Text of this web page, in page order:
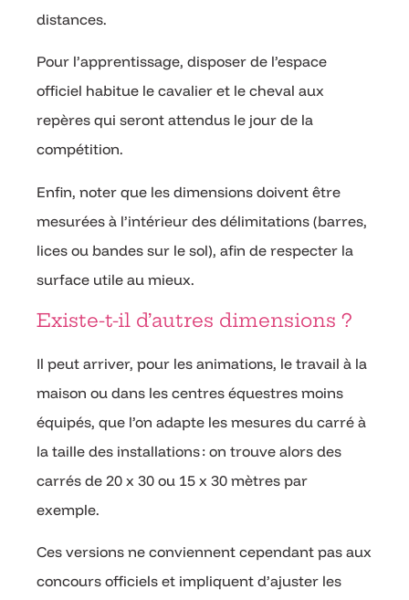
distances.
Pour l’apprentissage, disposer de l’espace
officiel habitue le cavalier et le cheval aux
repères qui seront attendus le jour de la
compétition.
Enfin, noter que les dimensions doivent être
mesurées à l’intérieur des délimitations (barres,
lices ou bandes sur le sol), afin de respecter la
surface utile au mieux.
Existe-t-il d’autres dimensions ?
Il peut arriver, pour les animations, le travail à la
maison ou dans les centres équestres moins
équipés, que l’on adapte les mesures du carré à
la taille des installations : on trouve alors des
carrés de 20 x 30 ou 15 x 30 mètres par
exemple.
Ces versions ne conviennent cependant pas aux
concours officiels et impliquent d’ajuster les